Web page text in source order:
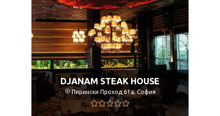
DJANAM STEAK HOUSE
Пирински Проход 61а, София